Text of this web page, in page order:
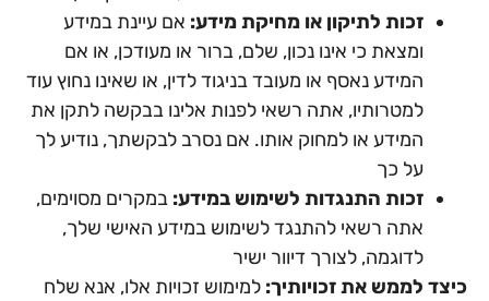
זכות לתיקון או מחיקת מידע: אם עיינת במידע
ומצאת כי אינו נכון, שלם, ברור או מעודכן, או אם
המידע נאסף או מעובד בניגוד לדין, או שאינו נחוץ עוד
למטרותיו, אתה רשאי לפנות אלינו בבקשה לתקן את
המידע או למחוק אותו. אם נסרב לבקשתך, נודיע לך
על כך
זכות התנגדות לשימוש במידע: במקרים מסוימים,
אתה רשאי להתנגד לשימוש במידע האישי שלך,
לדוגמה, לצורך דיוור ישיר
כיצד לממש את זכויותיך: למימוש זכויות אלו, אנא שלח